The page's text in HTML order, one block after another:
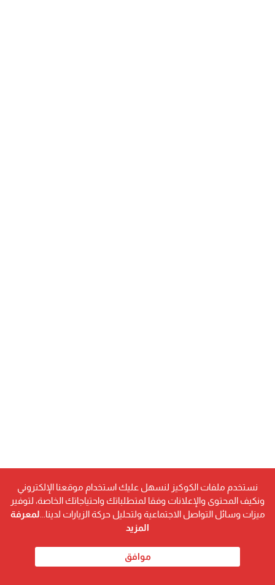
نستخدم ملفات الكوكيز لنسهل عليك استخدام موقعنا الإلكتروني
ونكيف المحتوى والإعلانات وفقا لمتطلباتك واحتياجاتك الخاصة، لتوفير
ميزات وسائل التواصل الاجتماعية ولتحليل حركة الزيارات لدينا... لمعرفة
المزيد
موافق